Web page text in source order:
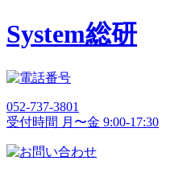
System総研
052-737-3801
受付時間 月〜金 9:00-17:30